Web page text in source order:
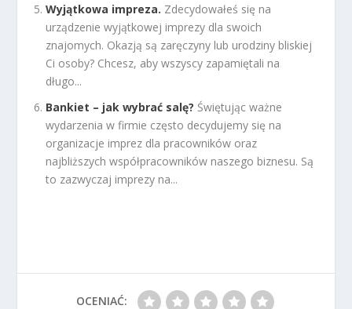
Wyjątkowa impreza. Zdecydowałeś się na
urządzenie wyjątkowej imprezy dla swoich
znajomych. Okazją są zaręczyny lub urodziny bliskiej
Ci osoby? Chcesz, aby wszyscy zapamiętali na
długo...
Bankiet – jak wybrać salę? Świętując ważne
wydarzenia w firmie często decydujemy się na
organizacje imprez dla pracowników oraz
najbliższych współpracowników naszego biznesu. Są
to zazwyczaj imprezy na...
OCENIAĆ: